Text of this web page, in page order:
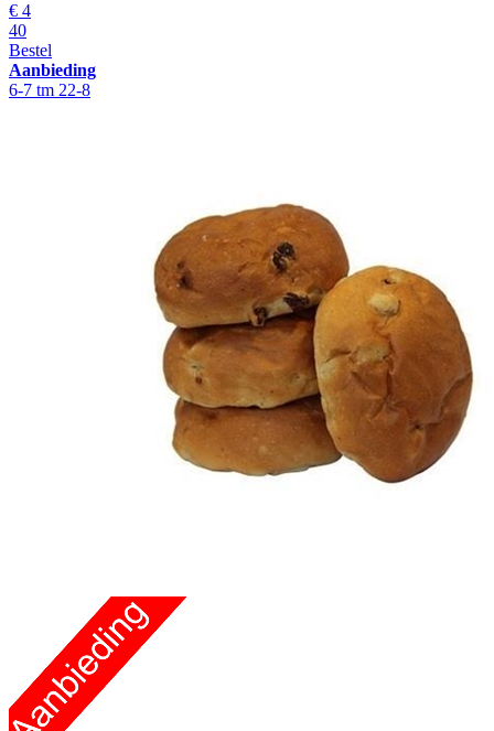
€ 4
40
Bestel
Aanbieding
6-7 tm 22-8